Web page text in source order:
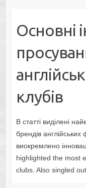
Основні
клубів
В статті виділені
брендів
виокремлено
highlighted the most
clubs. Also singled